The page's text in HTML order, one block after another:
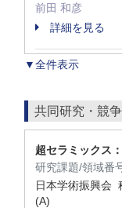
前田 和彦
詳細を見る
▼全件表示
共同研究・競
超セラミックス
研究課題/領域番
日本学術振興会
(A)